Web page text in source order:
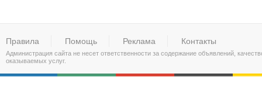
Правила Помощь Реклама Контакты
Администрация сайта не несет ответственности за содержание объявлений,
оказываемых услуг.